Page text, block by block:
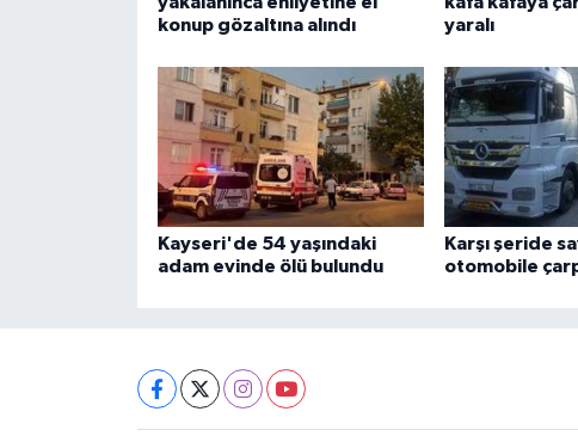
konup gözaltına alındı
yaralı
Kayseri'de 54 yaşındaki
adam evinde ölü bulundu
Karşı şeride
otomobile